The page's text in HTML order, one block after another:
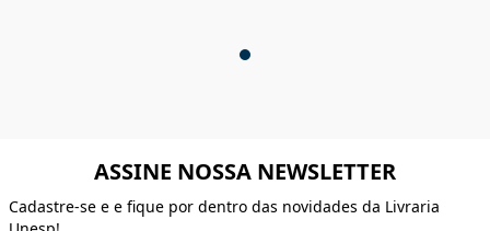
ASSINE NOSSA NEWSLETTER
Cadastre-se e e fique por dentro das novidades da Livraria